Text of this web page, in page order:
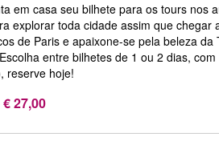
em casa seu bilhete para os tours nos
explorar toda cidade assim que
de Paris e apaixone-se pela beleza
entre bilhetes de 1 ou 2 dias,
reserve hoje!
€ 27,00